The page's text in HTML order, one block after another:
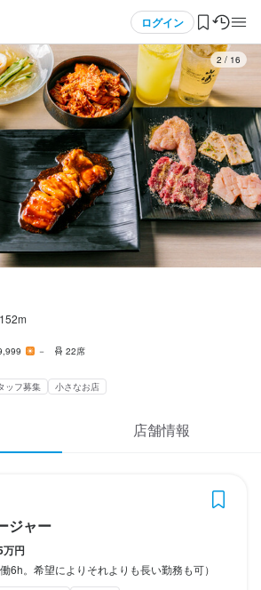
ログイン
イン・無料会員登録
件
ォーム
3 / 16
152m
－ 22席
ッフ募集 小さなお店
店舗情報
ジャー
円
6h。希望によりそれよりも長い勤務も可）
ージャー
ジャー
250,000円
交通費支給
希望によりそれよりも長い勤務も可）
副業OK
可
土日休み)
応募画面へ進む